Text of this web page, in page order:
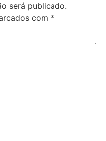
será publicado.
com *